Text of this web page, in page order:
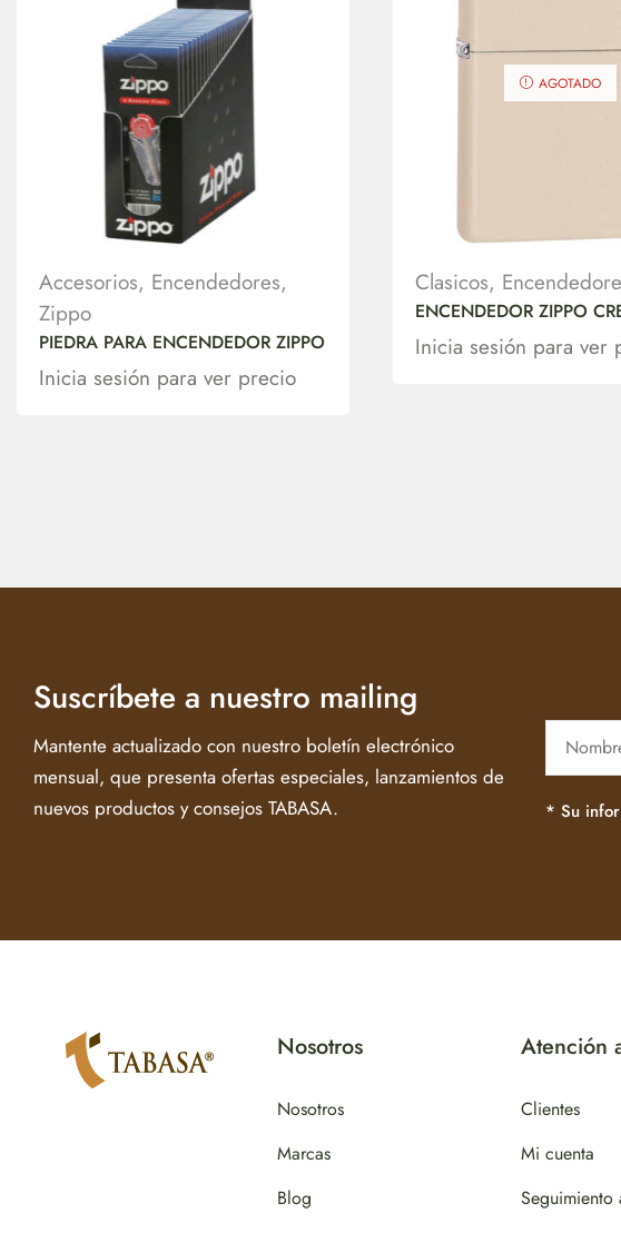
Accesorios, Encendedores,
Zippo
PIEDRA PARA ENCENDEDOR ZIPPO
Inicia sesión para ver precio
AGOTADO
Clasicos,
ENCENDEDOR ZIPPO
Inicia sesión para ver
Suscríbete a nuestro mailing
Mantente actualizado con nuestro boletín electrónico
mensual, que presenta ofertas especiales, lanzamientos de
nuevos productos y consejos TABASA.
* Su
Nosotros
Nosotros
Marcas
Blog
Atención
Clientes
Mi cuenta